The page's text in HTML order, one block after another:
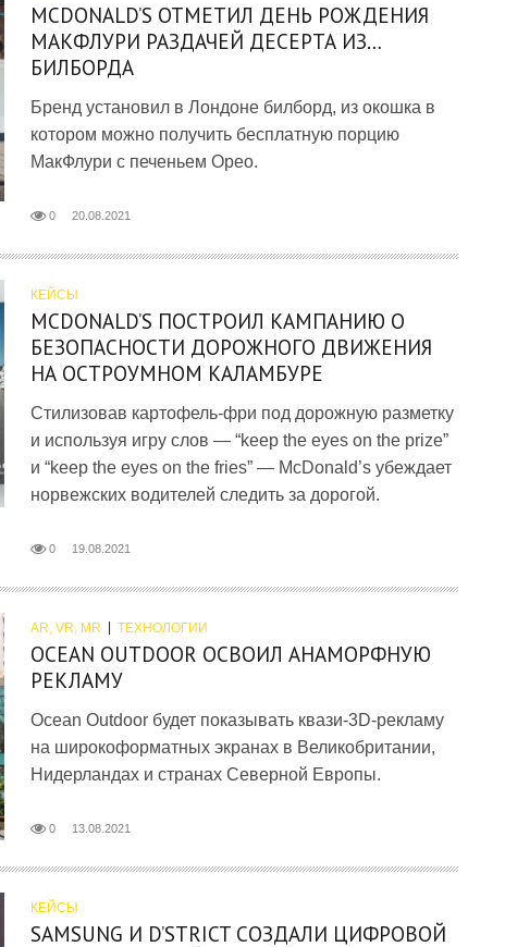
MCDONALD’S ОТМЕТИЛ ДЕНЬ РОЖДЕНИЯ
МАКФЛУРИ РАЗДАЧЕЙ ДЕСЕРТА ИЗ…
БИЛБОРДА
Бренд установил в Лондоне билборд, из окошка в
котором можно получить бесплатную порцию
МакФлури с печеньем Орео.
0 20.08.2021
КЕЙСЫ
MCDONALD’S ПОСТРОИЛ КАМПАНИЮ О
БЕЗОПАСНОСТИ ДОРОЖНОГО ДВИЖЕНИЯ
НА ОСТРОУМНОМ КАЛАМБУРЕ
Стилизовав картофель-фри под дорожную разметку
и используя игру слов — “keep the eyes on the prize”
и “keep the eyes on the fries” — McDonald’s убеждает
норвежских водителей следить за дорогой.
0 19.08.2021
AR, VR, MR ТЕХНОЛОГИИ
OCEAN OUTDOOR ОСВОИЛ АНАМОРФНУЮ
РЕКЛАМУ
Ocean Outdoor будет показывать квази-3D-рекламу
на широкоформатных экранах в Великобритании,
Нидерландах и странах Северной Европы.
0 13.08.2021
КЕЙСЫ
SAMSUNG И D’STRICT СОЗДАЛИ ЦИФРОВОЙ